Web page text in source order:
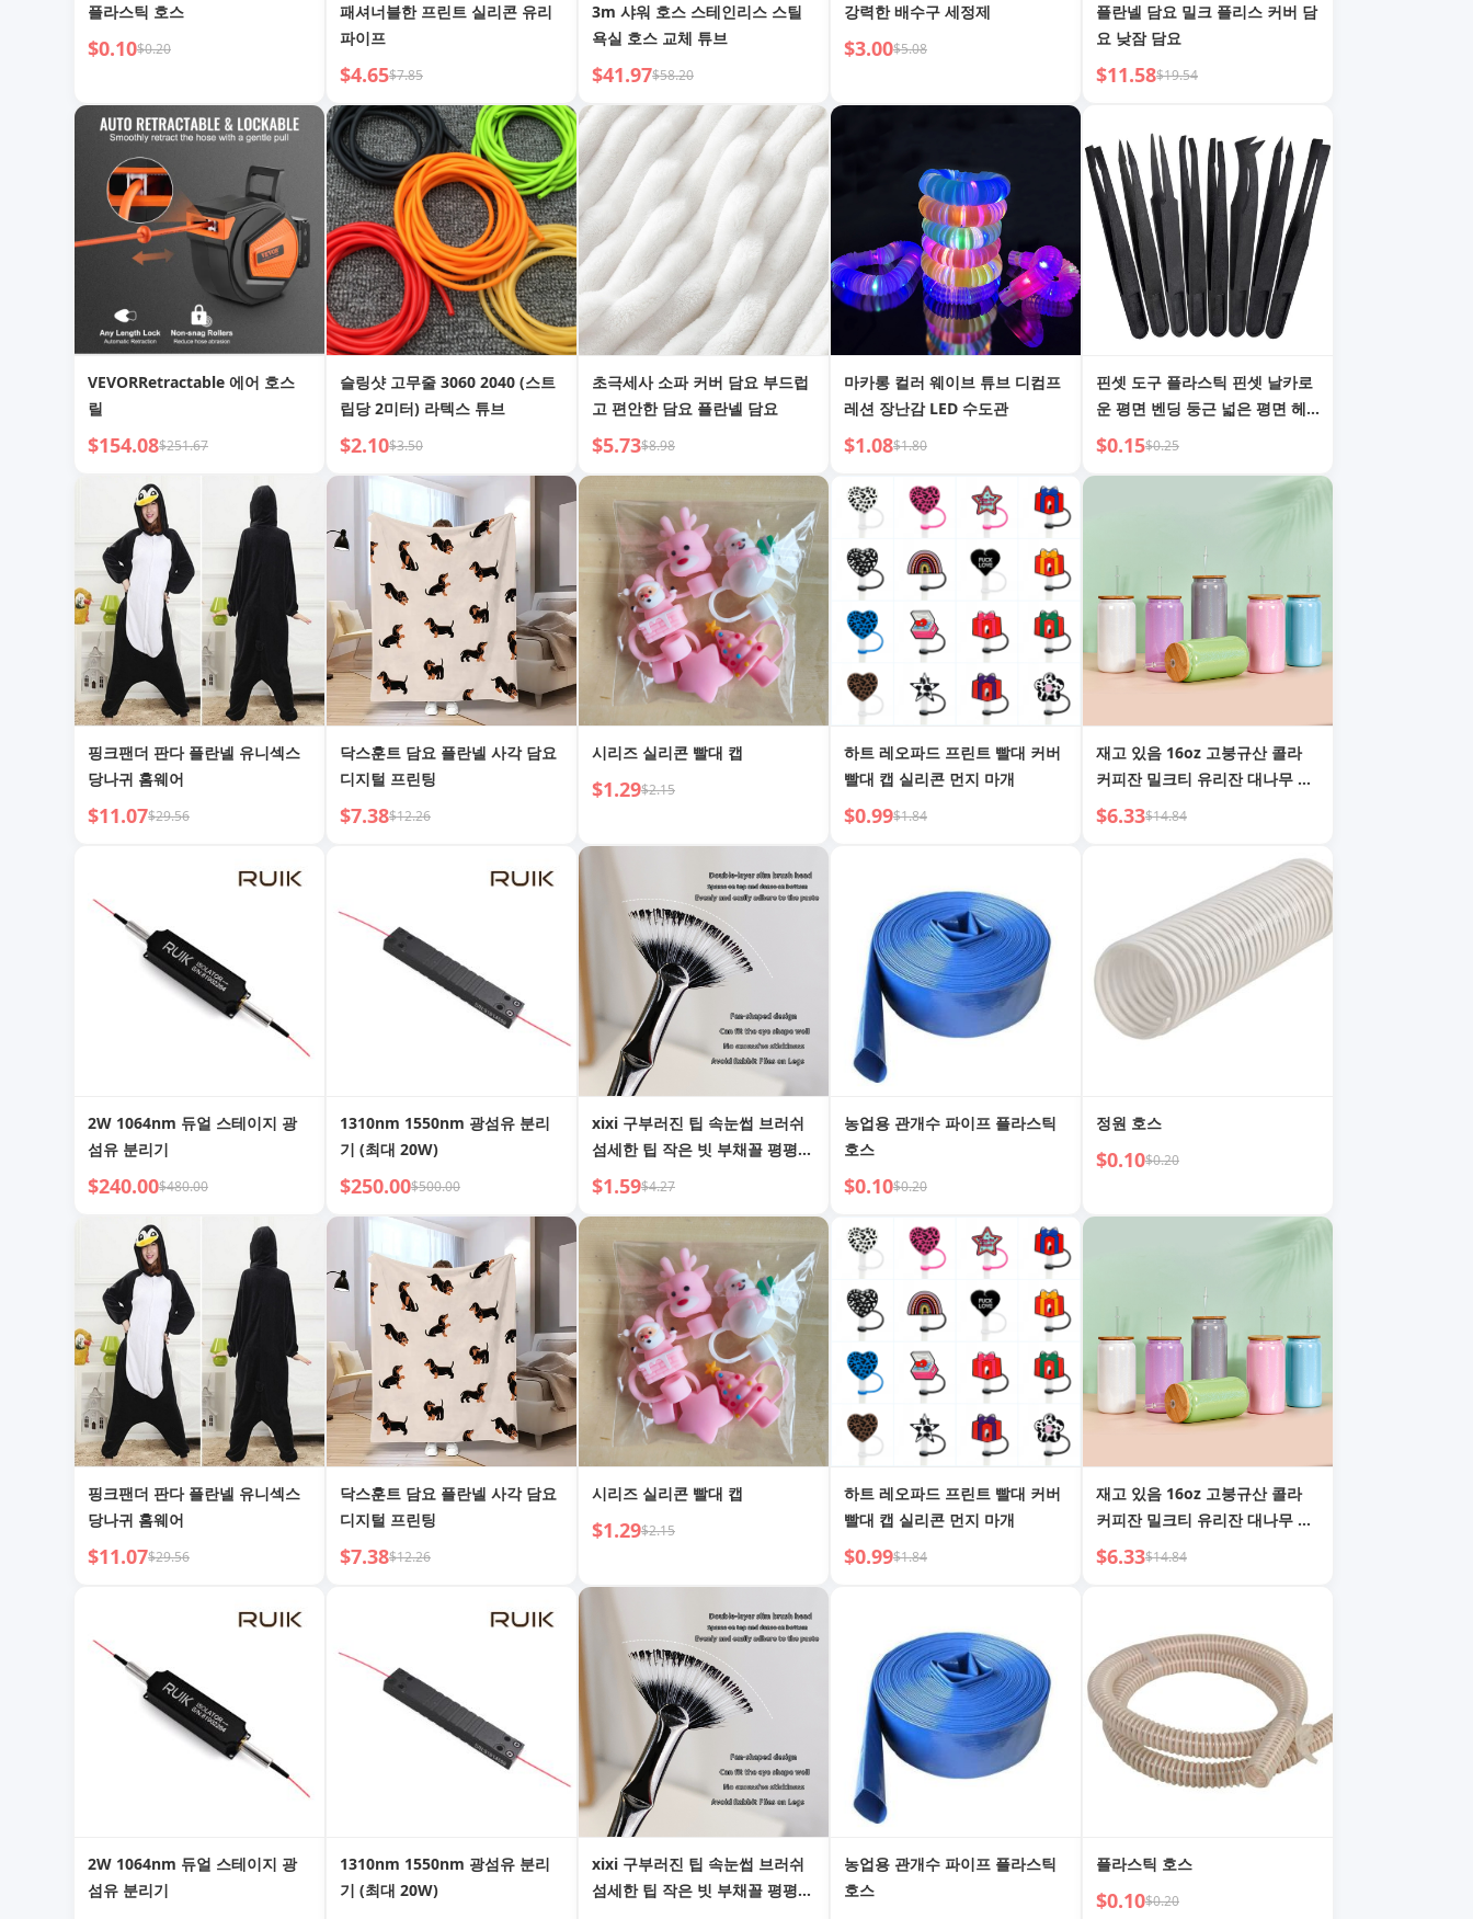
플라스틱 호스
$0.10$0.20
패셔너블한 프린트 실리콘 유리
파이프
$4.65$7.85
3m 샤워 호스 스테인리스 스틸
욕실 호스 교체 튜브
$41.97$58.20
강력한 배수구 세정제
$3.00$5.08
플란넬 담요 밀크 플리스 커버 담
요 낮잠 담요
$11.58$19.54
VEVORRetractable 에어 호스
릴
$154.08$251.67
슬링샷 고무줄 3060 2040 (스트
립당 2미터) 라텍스 튜브
$2.10$3.50
초극세사 소파 커버 담요 부드럽
고 편안한 담요 플란넬 담요
$5.73$8.98
마카롱 컬러 웨이브 튜브 디컴프
레션 장난감 LED 수도관
$1.08$1.80
핀셋 도구 플라스틱 핀셋 날카로
운 평면 벤딩 둥근 넓은 평면 헤
드
$0.15$0.25
핑크팬더 판다 플란넬 유니섹스
당나귀 홈웨어
$11.07$29.56
닥스훈트 담요 플란넬 사각 담요
디지털 프린팅
$7.38$12.26
시리즈 실리콘 빨대 캡
$1.29$2.15
하트 레오파드 프린트 빨대 커버
빨대 캡 실리콘 먼지 마개
$0.99$1.84
재고 있음 16oz 고붕규산 콜라
커피잔 밀크티 유리잔 대나무 뚜
껑 빨대 컬러풀 메이슨 자
$6.33$14.84
2W 1064nm 듀얼 스테이지 광
섬유 분리기
$240.00$480.00
1310nm 1550nm 광섬유 분리
기 (최대 20W)
$250.00$500.00
xixi 구부러진 팁 속눈썹 브러쉬
섬세한 팁 작은 빗 부채꼴 평평한
헤드 눈썹 및 속눈썹 브러쉬 상하
속눈썹 해바라기 효과
$1.59$4.27
농업용 관개수 파이프 플라스틱
호스
$0.10$0.20
정원 호스
$0.10$0.20
핑크팬더 판다 플란넬 유니섹스
당나귀 홈웨어
$11.07$29.56
닥스훈트 담요 플란넬 사각 담요
디지털 프린팅
$7.38$12.26
시리즈 실리콘 빨대 캡
$1.29$2.15
하트 레오파드 프린트 빨대 커버
빨대 캡 실리콘 먼지 마개
$0.99$1.84
재고 있음 16oz 고붕규산 콜라
커피잔 밀크티 유리잔 대나무 뚜
껑 빨대 컬러풀 메이슨 자
$6.33$14.84
2W 1064nm 듀얼 스테이지 광
섬유 분리기
1310nm 1550nm 광섬유 분리
기 (최대 20W)
xixi 구부러진 팁 속눈썹 브러쉬
섬세한 팁 작은 빗 부채꼴 평평한
농업용 관개수 파이프 플라스틱
호스
플라스틱 호스
$0.10$0.20